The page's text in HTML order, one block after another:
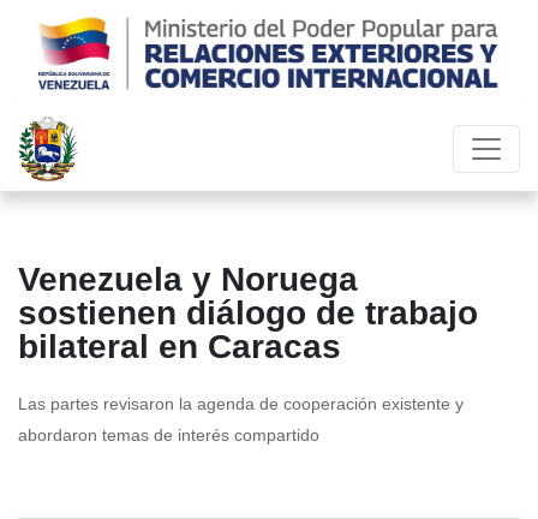
Venezuela y Noruega
sostienen diálogo de trabajo
bilateral en Caracas
Las partes revisaron la agenda de cooperación existente y
abordaron temas de interés compartido